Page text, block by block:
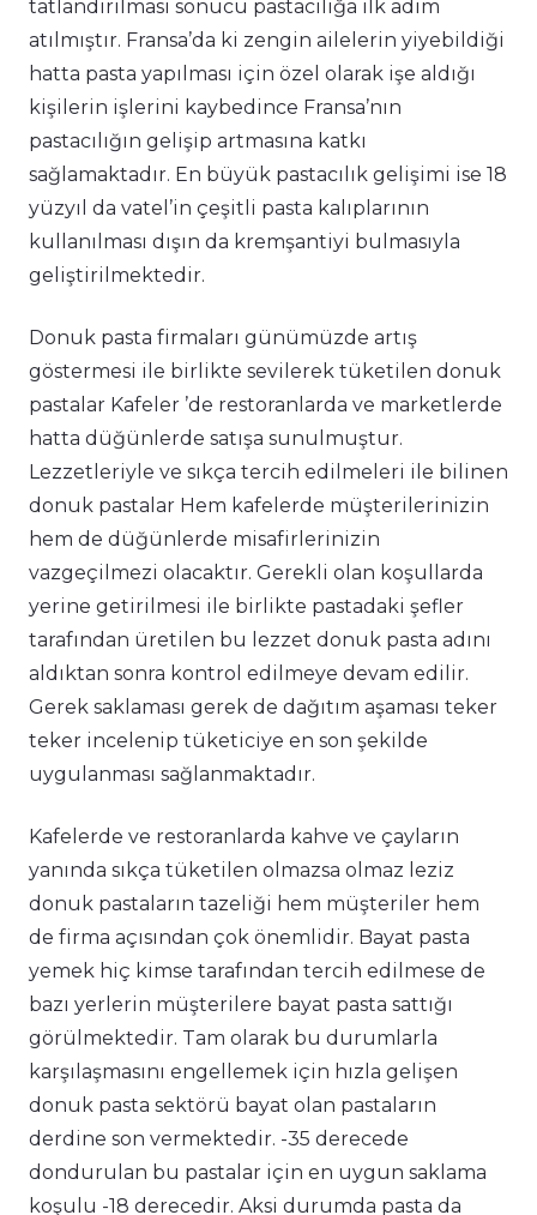
tatlandırılması sonucu pastacılığa ilk adım
atılmıştır. Fransa’da ki zengin ailelerin yiyebildiği
hatta pasta yapılması için özel olarak işe aldığı
kişilerin işlerini kaybedince Fransa’nın
pastacılığın gelişip artmasına katkı
sağlamaktadır. En büyük pastacılık gelişimi ise 18
yüzyıl da vatel’in çeşitli pasta kalıplarının
kullanılması dışın da kremşantiyi bulmasıyla
geliştirilmektedir.
Donuk pasta firmaları günümüzde artış
göstermesi ile birlikte sevilerek tüketilen donuk
pastalar Kafeler ’de restoranlarda ve marketlerde
hatta düğünlerde satışa sunulmuştur.
Lezzetleriyle ve sıkça tercih edilmeleri ile bilinen
donuk pastalar Hem kafelerde müşterilerinizin
hem de düğünlerde misafirlerinizin
vazgeçilmezi olacaktır. Gerekli olan koşullarda
yerine getirilmesi ile birlikte pastadaki şefler
tarafından üretilen bu lezzet donuk pasta adını
aldıktan sonra kontrol edilmeye devam edilir.
Gerek saklaması gerek de dağıtım aşaması teker
teker incelenip tüketiciye en son şekilde
uygulanması sağlanmaktadır.
Kafelerde ve restoranlarda kahve ve çayların
yanında sıkça tüketilen olmazsa olmaz leziz
donuk pastaların tazeliği hem müşteriler hem
de firma açısından çok önemlidir. Bayat pasta
yemek hiç kimse tarafından tercih edilmese de
bazı yerlerin müşterilere bayat pasta sattığı
görülmektedir. Tam olarak bu durumlarla
karşılaşmasını engellemek için hızla gelişen
donuk pasta sektörü bayat olan pastaların
derdine son vermektedir. -35 derecede
dondurulan bu pastalar için en uygun saklama
koşulu -18 derecedir. Aksi durumda pasta da